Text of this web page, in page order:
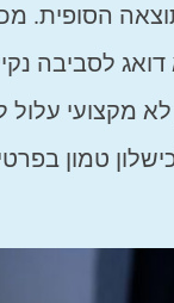
הסופית.
דואג לסביבה
מקצועי עלול
טמון